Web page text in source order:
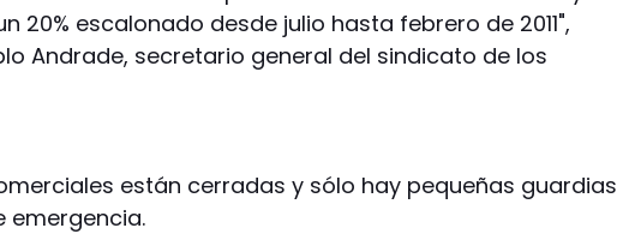
20% escalonado desde julio hasta febrero de 2011",
Andrade, secretario general del sindicato de los
están cerradas y sólo hay pequeñas guardias
emergencia.